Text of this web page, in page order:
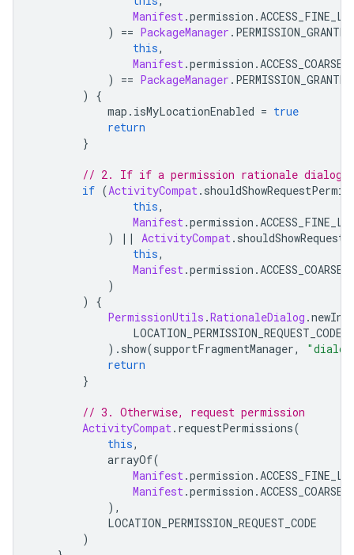
Manifest .permission .
)
== PackageManager .
this,
Manifest .permission .
)
== PackageManager . PERMISSION_GRANTED
)
{
map . isMyLocationEnabled = true
return
}
// 2. If if a permission rationale dialog
if (ActivityCompat .
this,
Manifest .permission .
)
|| ActivityCompat .
this,
Manifest .permission .
)
)
{
PermissionUtils .RationaleDialog .
LOCATION_PERMISSION_REQUEST_CODE
). show(supportFragmentManager,
return
}
// 3. Otherwise, request permission
ActivityCompat . requestPermissions(
this,
arrayOf(
Manifest .permission .
Manifest .permission .
),
LOCATION_PERMISSION_REQUEST_CODE
)